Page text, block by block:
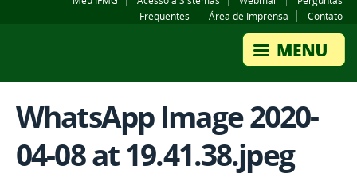
Frequentes
Área de Imprensa Contato
WhatsApp Image 2020-
04-08 at 19.41.38.jpeg